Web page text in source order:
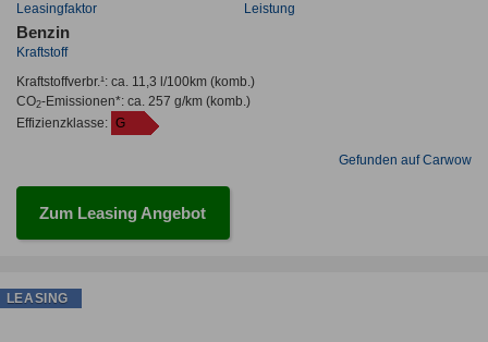
Leasingfaktor Leistung
Benzin
Kraftstoff
Kraftstoffverbr.¹: ca. 11,3 l/100km(komb.)
CO2-Emissionen*: ca. 257 g/km(komb.)
Effizienzklasse: G
Gefunden auf Carwow
Zum Leasing Angebot
LEASING